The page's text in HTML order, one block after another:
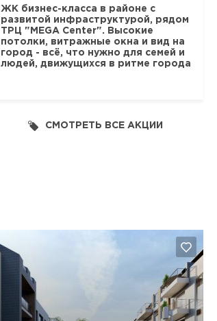
ЖК бизнес-класса в районе с
развитой инфраструктурой, рядом
ТРЦ "MEGA Center". Высокие
потолки, витражные окна и вид на
город - всё, что нужно для семей и
людей, движущихся в ритме города
СМОТРЕТЬ ВСЕ АКЦИИ